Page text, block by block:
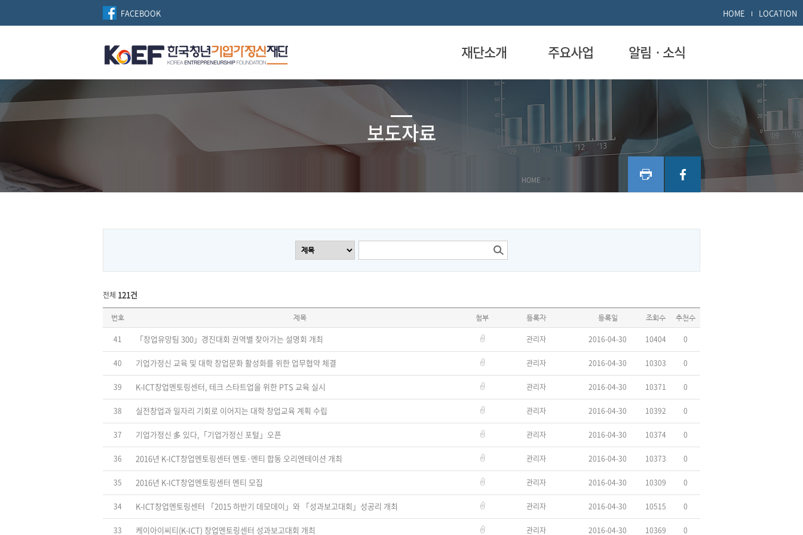
FACEBOOK HOME LOCATION
재단소개 주요사업 알림ㆍ소식
보도자료
HOME > >
전체 121건
보
자
스
호,
등
조
번호 제목 첨부 등록자 등록일 조회수 추천수
41 「창업유망팀 300」경진대회 권역별 찾아가는 설명회 개최 관리자 2016-04-30 10404 0
40 기업가정신 교육 및 대학 창업문화 활성화를 위한 업무협약 체결 관리자 2016-04-30 10303 0
39 K-ICT창업멘토링센터, 테크 스타트업을 위한 PTS 교육 실시 관리자 2016-04-30 10371 0
38 실전창업과 일자리 기회로 이어지는 대학 창업교육 계획 수립 관리자 2016-04-30 10392 0
37 기업가정신 多 있다,「기업가정신 포털」오픈 관리자 2016-04-30 10374 0
36 2016년 K-ICT창업멘토링센터 멘토·멘티 합동 오리엔테이션 개최 관리자 2016-04-30 10373 0
35 2016년 K-ICT창업멘토링센터 멘티 모집 관리자 2016-04-30 10309 0
34 K-ICT창업멘토링센터 「2015 하반기 데모데이」와 「성과보고대회」성공리 개최 관리자 2016-04-30 10515 0
33 케이아이씨티(K-ICT) 창업멘토링센터 성과보고대회 개최 관리자 2016-04-30 10369 0